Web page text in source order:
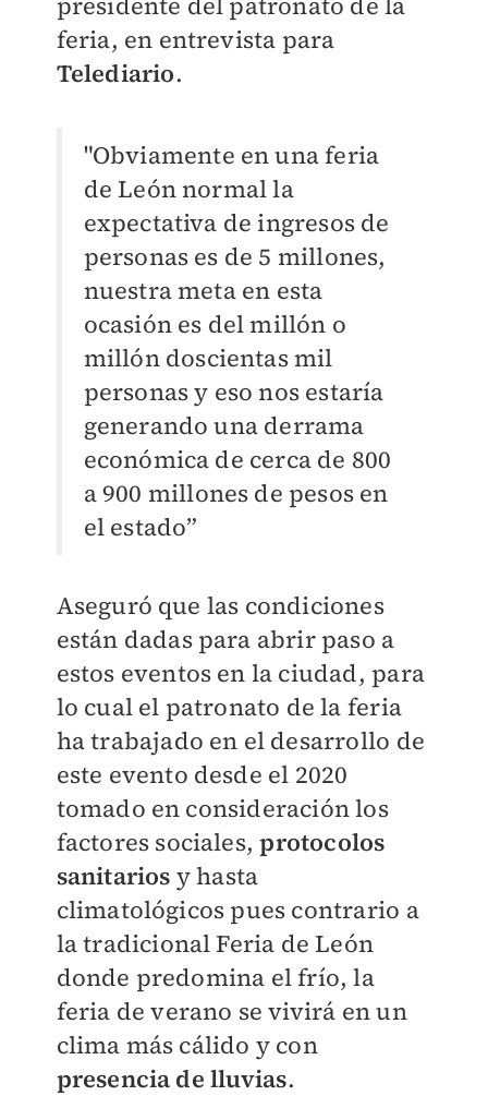
feria, en entrevista para
Telediario.
"Obviamente en una feria
de León normal la
expectativa de ingresos de
personas es de 5 millones,
nuestra meta en esta
ocasión es del millón o
millón doscientas mil
personas y eso nos estaría
generando una derrama
económica de cerca de 800
a 900 millones de pesos en
el estado”
Aseguró que las condiciones
están dadas para abrir paso a
estos eventos en la ciudad, para
lo cual el patronato de la feria
ha trabajado en el desarrollo de
este evento desde el 2020
tomado en consideración los
factores sociales, protocolos
sanitarios y hasta
climatológicos pues contrario a
la tradicional Feria de León
donde predomina el frío, la
feria de verano se vivirá en un
clima más cálido y con
presencia de lluvias.